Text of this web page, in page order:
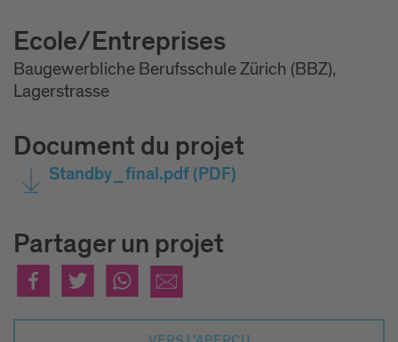
Ecole/Entreprises
Baugewerbliche Berufsschule Zürich (BBZ),
Lagerstrasse
Document du projet
Standby_final.pdf(PDF)
Partager un projet